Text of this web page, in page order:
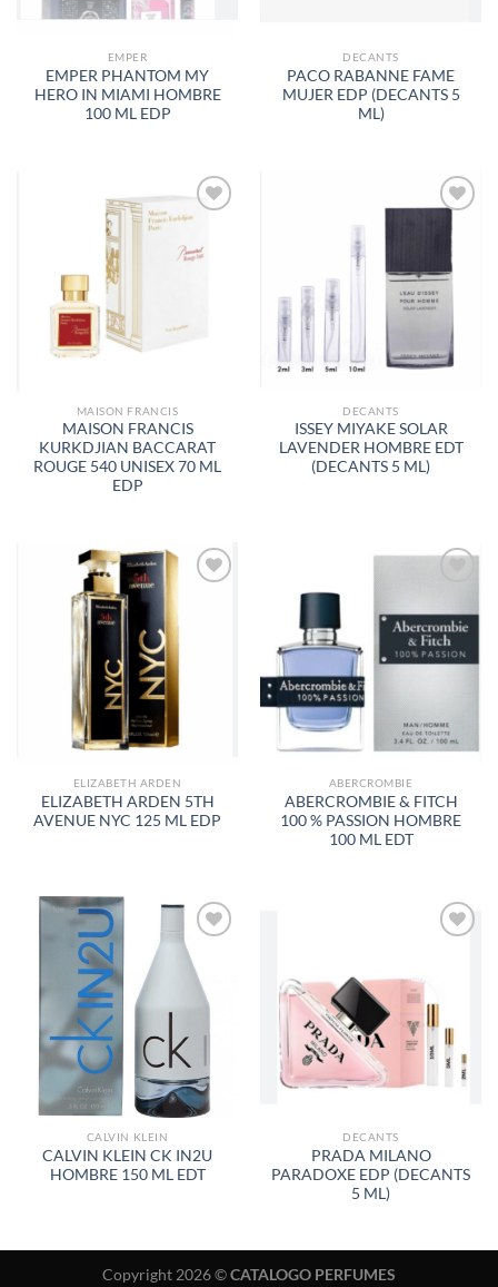
EMPER
EMPER PHANTOM MY
HERO IN MIAMI HOMBRE
100 ML EDP
DECANTS
PACO RABANNE FAME
MUJER EDP (DECANTS 5
ML)
A LA
MAISON FRANCIS
MAISON FRANCIS
KURKDJIAN BACCARAT
ROUGE 540 UNISEX 70 ML
EDP
AÑADIR
DE
DESEOS
DECANTS
ISSEY MIYAKE SOLAR
LAVENDER HOMBRE EDT
(DECANTS 5 ML)
AÑADIR
DESEOS
ELIZABETH ARDEN
ELIZABETH ARDEN 5TH
AVENUE NYC 125 ML EDP
A LA
LISTA
DE
ABERCROMBIE
ABERCROMBIE & FITCH
100 % PASSION HOMBRE
100 ML EDT
AÑADIR
A LA
LISTA
CALVIN KLEIN
CALVIN KLEIN CK IN2U
HOMBRE 150 ML EDT
LISTA
DESEOS
DECANTS
PRADA MILANO
PARADOXE EDP (DECANTS
5 ML)
Copyright 2026 ©CATALOGO PERFUMES